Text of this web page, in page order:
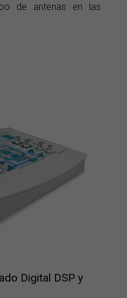
de antenas en las
Digital DSP y